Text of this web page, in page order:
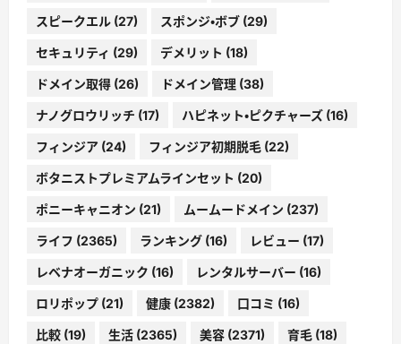
スピークエル (27) スポンジ・ボブ (29)
セキュリティ (29) デメリット (18)
ドメイン取得 (26) ドメイン管理 (38)
ナノグロウリッチ (17) ハピネット・ピクチャーズ (16)
フィンジア (24) フィンジア初期脱毛 (22)
ボタニストプレミアムラインセット (20)
ポニーキャニオン (21) ムームードメイン (237)
ライフ (2365) ランキング (16) レビュー (17)
レベナオーガニック (16) レンタルサーバー (16)
ロリポップ (21) 健康 (2382) 口コミ (16)
比較 (19) 生活 (2365) 美容 (2371) 育毛 (18)